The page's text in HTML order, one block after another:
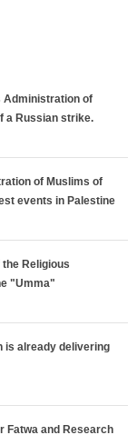
p
d
f
Administration of
a Russian strike.
of Muslims of
events in Palestine
Religious
"Umma"
is already delivering
Fatwa and Research